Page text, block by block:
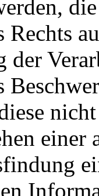
Rechts
der
einer